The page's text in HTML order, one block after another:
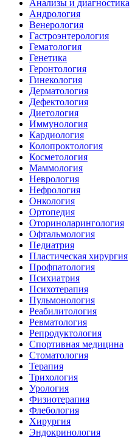
Анализы и диагностика
Андрология
Венерология
Гастроэнтерология
Гематология
Генетика
Геронтология
Гинекология
Дерматология
Дефектология
Диетология
Иммунология
Кардиология
Колопроктология
Косметология
Маммология
Неврология
Нефрология
Онкология
Ортопедия
Оториноларингология
Офтальмология
Педиатрия
Пластическая хирургия
Профпатология
Психиатрия
Психотерапия
Пульмонология
Реабилитология
Ревматология
Репродуктология
Спортивная медицина
Стоматология
Терапия
Трихология
Урология
Физиотерапия
Флебология
Хирургия
Эндокринология